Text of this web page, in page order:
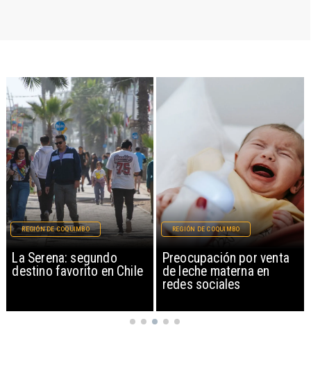
Chile
Preocupación por venta
de leche materna en
REGIÓN DE COQUIMBO
Libros gratis y un
audiolibro en la
actriz Camila
100 Palabras el
MAGAZINE